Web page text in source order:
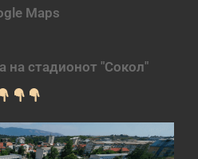
Maps
на стадионот "Сокол"